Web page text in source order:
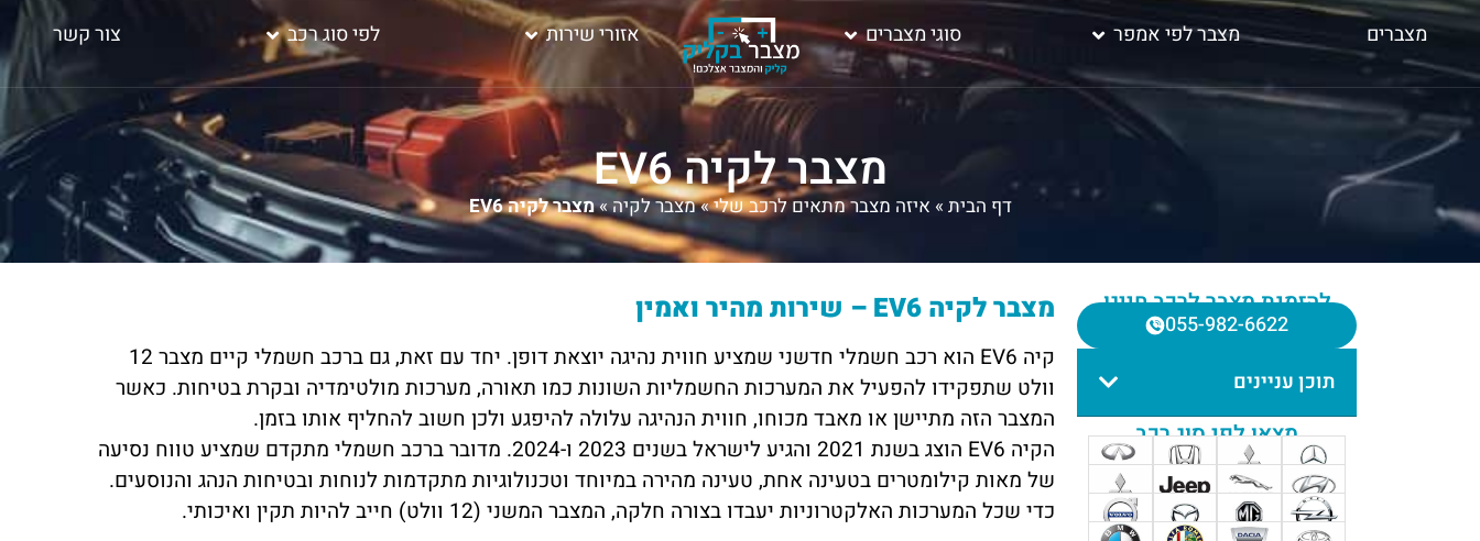
מצברים מצבר לפי אמפר סוגי מצברים אזורי שירות לפי סוג רכב צור קשר
מצבר לקיה EV6
דף הבית » איזה מצבר מתאים לרכב שלי»מצבר לקיה»מצבר לקיה EV6
להזמנת מצבר לרכב חייגו
055-982-6622
תוכן עניינים
מצאו לפי סוג רכב
מצבר לקיה EV6 – שירות מהיר ואמין
קיה EV6 הוא רכב חשמלי חדשני שמציע חווית נהיגה יוצאת דופן. יחד עם זאת, גם ברכב חשמלי קיים מצבר 12
וולט שתפקידו להפעיל את המערכות החשמליות השונות כמו תאורה, מערכות מולטימדיה ובקרת בטיחות. כאשר
המצבר הזה מתיישן או מאבד מכוחו, חווית הנהיגה עלולה להיפגע ולכן חשוב להחליף אותו בזמן.
הקיה EV6 הוצג בשנת 2021 והגיע לישראל בשנים 2023 ו-2024. מדובר ברכב חשמלי מתקדם שמציע טווח נסיעה
של מאות קילומטרים בטעינה אחת, טעינה מהירה במיוחד וטכנולוגיות מתקדמות לנוחות ובטיחות הנהג והנוסעים.
כדי שכל המערכות האלקטרוניות יעבדו בצורה חלקה, המצבר המשני (12 וולט) חייב להיות תקין ואיכותי.